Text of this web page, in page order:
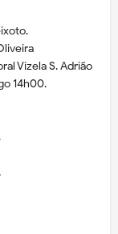
Vizela S. Adrião
14h00.